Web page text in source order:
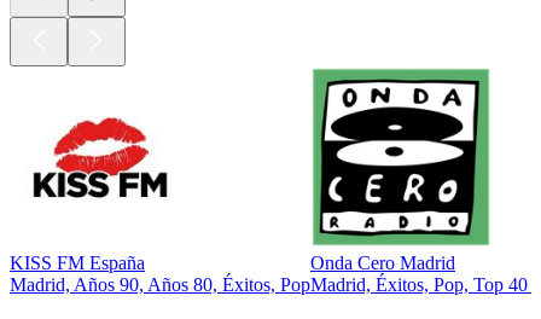
KISS FM España
Madrid, Años 90, Años 80, Éxitos, Pop
Onda Cero Madrid
Madrid, Éxitos, Pop, Top 40